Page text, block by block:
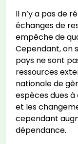
Il n’y a pas de
échanges de
empêche de
Cependant, on
pays ne sont
ressources
nationale de
espèces dues
et les
cependant
dépendance.